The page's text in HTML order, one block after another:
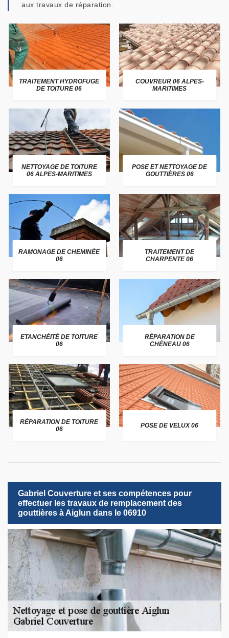
aux travaux de réparation.
TRAITEMENT HYDROFUGE
DE TOITURE 06
COUVREUR 06 ALPES-
MARITIMES
NETTOYAGE DE TOITURE
06 ALPES-MARITIMES
POSE ET NETTOYAGE DE
GOUTTIÈRES 06
RAMONAGE DE CHEMINÉE
06
TRAITEMENT DE
CHARPENTE 06
ETANCHÉITÉ DE TOITURE
06
RÉPARATION DE
CHÉNEAU 06
RÉPARATION DE TOITURE
06
POSE DE VELUX 06
Gabriel Couverture et ses compétences pour
effectuer les travaux de remplacement des
gouttières à Aiglun dans le 06910